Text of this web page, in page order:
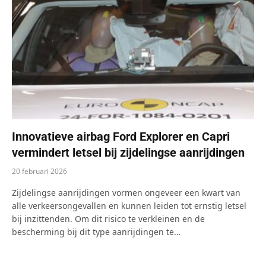
Innovatieve airbag Ford Explorer en Capri
vermindert letsel bij zijdelingse aanrijdingen
20 februari 2026
Zijdelingse aanrijdingen vormen ongeveer een kwart van
alle verkeersongevallen en kunnen leiden tot ernstig letsel
bij inzittenden. Om dit risico te verkleinen en de
bescherming bij dit type aanrijdingen te…